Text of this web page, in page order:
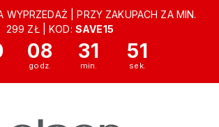
WYPRZEDAŻ | PRZY ZAKUPACH ZA MIN.
299 ZŁ | KOD: SAVE15
08 31 51